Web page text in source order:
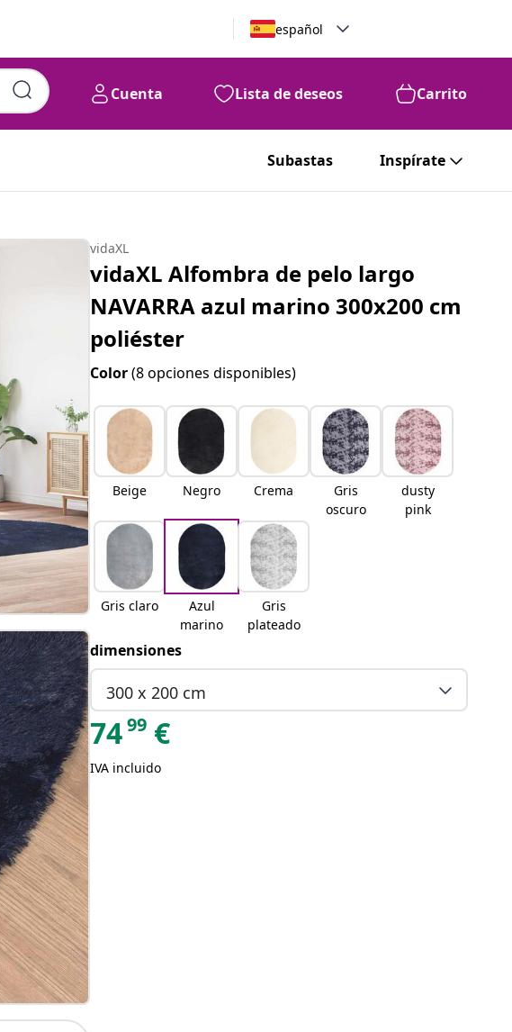
español
Cuenta Lista de deseos Carrito
Subastas Inspírate
vidaXL
vidaXL Alfombra de pelo largo
NAVARRA azul marino 300x200 cm
poliéster
Color(8 opciones disponibles)
Beige Negro Crema
Gris
oscuro
dusty
pink
Gris claro
Azul
marino
Gris
plateado
dimensiones
300 x 200 cm
7499 €
IVA incluido